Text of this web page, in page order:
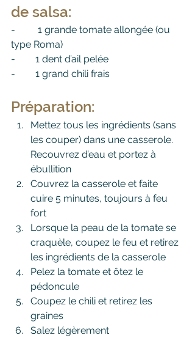
de salsa:
-	 1 grande tomate allongée (ou
type Roma)
-	1 dent d’ail pelée
-	1 grand chili frais
Préparation:
Mettez tous les ingrédients (sans
les couper) dans une casserole.
Recouvrez d’eau et portez à
ébullition
Couvrez la casserole et faite
cuire 5 minutes, toujours à feu
fort
Lorsque la peau de la tomate se
craquèle, coupez le feu et retirez
les ingrédients de la casserole
Pelez la tomate et ôtez le
pédoncule
Coupez le chili et retirez les
graines
Salez légèrement